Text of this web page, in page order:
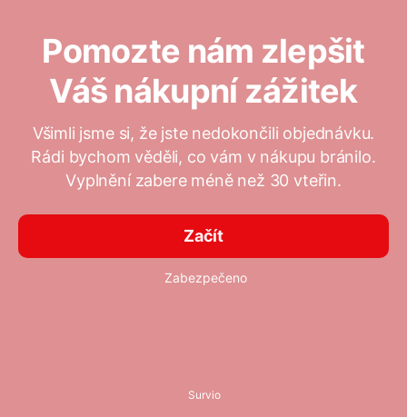
Pomozte nám zlepšit
Váš nákupní zážitek
Všimli jsme si, že jste nedokončili objednávku.
Rádi bychom věděli, co vám v nákupu bránilo.
Vyplnění zabere méně než 30 vteřin.
Začít
Zabezpečeno
Survio